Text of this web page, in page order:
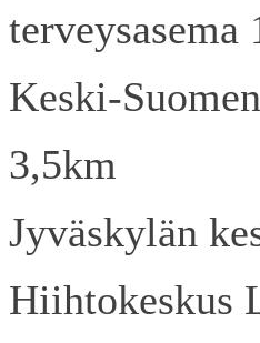
terveysasema
Keski-
3,5km
Jyväskylän
Hiihtokeskus